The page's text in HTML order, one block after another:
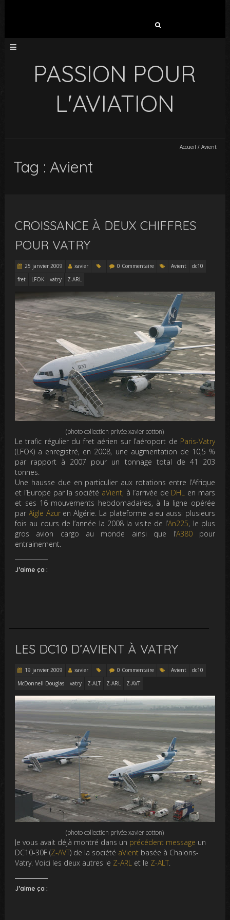
PASSION POUR
L'AVIATION
Accueil / Avient
Tag : Avient
CROISSANCE À DEUX CHIFFRES
POUR VATRY
25 janvier 2009 xavier 0 Commentaire Avient
dc10
fret
LFOK vatry Z-ARL
(photo collection privée xavier cotton)
Le trafic régulier du fret aérien sur l’aéroport de Paris-Vatry
(LFOK) a enregistré, en 2008, une augmentation de 10,5 %
par rapport à 2007 pour un tonnage total de 41 203
tonnes.
Une hausse due en particulier aux rotations entre l’Afrique
et l’Europe par la société aVient, à l’arrivée de DHL en mars
et ses 16 mouvements hebdomadaires, à la ligne opérée
par Aigle Azur en Algérie. La plateforme a eu aussi plusieurs
fois au cours de l’année la 2008 la visite de l’An225, le plus
gros avion cargo au monde ainsi que l’A380pour
entrainement.
J’aime ça :
LES DC10 D’AVIENT À VATRY
19 janvier 2009 xavier 0 Commentaire Avient
dc10
McDonnell Douglas
vatry Z-ALT Z-ARL Z-AVT
(photo collection privée xavier cotton)
Je vous avait déjà montré dans un précédent message un
DC10-30F (Z-AVT) de la société aVient basée à Chalons-
Vatry. Voici les deux autres le Z-ARL et le Z-ALT.
J’aime ça :